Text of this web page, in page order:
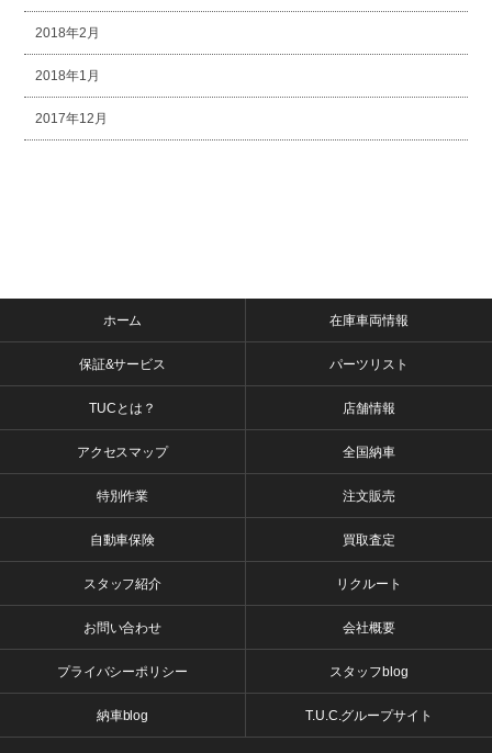
2018年2月
2018年1月
2017年12月
ホーム 在庫車両情報
保証&サービス パーツリスト
TUCとは？ 店舗情報
アクセスマップ 全国納車
特別作業 注文販売
自動車保険 買取査定
スタッフ紹介 リクルート
お問い合わせ 会社概要
プライバシーポリシー スタッフblog
納車blog T.U.C.グループサイト